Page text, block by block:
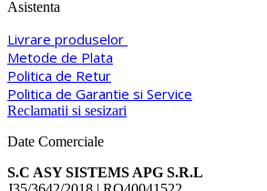
Asistenta
Livrare produselor
Metode de Plata
Politica de Retur
Politica de Garantie si Service
Reclamatii si sesizari
Date Comerciale
S.C ASY SISTEMS APG S.R.L